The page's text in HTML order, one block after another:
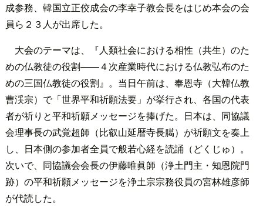
成参務、韓国立正佼成会の李幸子教会長をはじめ本会の会
員ら２３人が出席した。
大会のテーマは、『人類社会における相性（共生）のた
めの仏教徒の役割――４次産業時代における仏教弘布のた
めの三国仏教徒の役割』。当日午前は、奉恩寺（大韓仏教
曹渓宗）で「世界平和祈願法要」が挙行され、各国の代表
者が祈りと平和祈願メッセージを捧げた。日本は、同協議
会理事長の武覚超師（比叡山延暦寺長臈）が祈願文を奏上
し、日本側の参加者全員で般若心経を読誦（どくじゅ）。
次いで、同協議会会長の伊藤唯眞師（浄土門主・知恩院門
跡）の平和祈願メッセージを浄土宗宗務役員の宮林雄彦師
が代読した。